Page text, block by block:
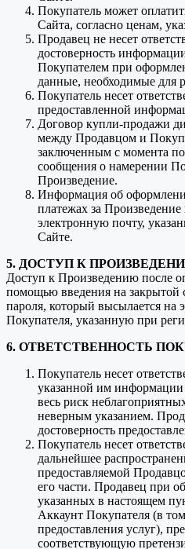
Покупатель может
Сайта, согласно ценам,
Продавец не несет
достоверность
Покупателем при
данные, необходимые для
Покупатель несет
предоставленной
Договор купли-продажи
между Продавцом и
заключенным с момента
сообщения о намерении
Произведение.
Информация об
платежах за
электронную почту,
Сайте.
5. ДОСТУП К
Доступ к Произведению после
помощью введения на закрытой
пароля, который высылается на
Покупателя, указанную при
6. ОТВЕТСТВЕННОСТЬ
Покупатель несет
указанной им информации
весь риск
неверным указанием.
достоверность
Покупатель несет
дальнейшее
предоставляемой
его части. Продавец при
указанных в настоящем
Аккаунт Покупателя (в
предоставления услуг),
соответствующую